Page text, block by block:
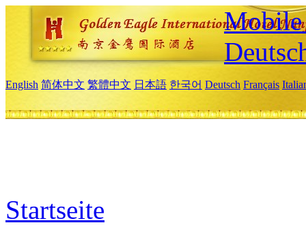
Mobile
English 简体中文 繁體中文 日本語 한국어 Deutsch Français
Startseite